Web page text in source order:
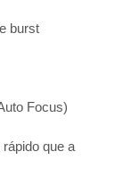
burst
Focus)
que a